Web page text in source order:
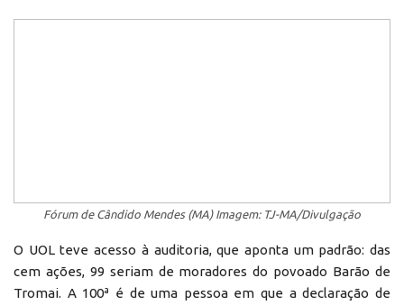
Fórum de Cândido Mendes (MA) Imagem: TJ-MA/Divulgação
O UOL teve acesso à auditoria, que aponta um padrão: das
cem ações, 99 seriam de moradores do povoado Barão de
Tromai. A 100ª é de uma pessoa em que a declaração de